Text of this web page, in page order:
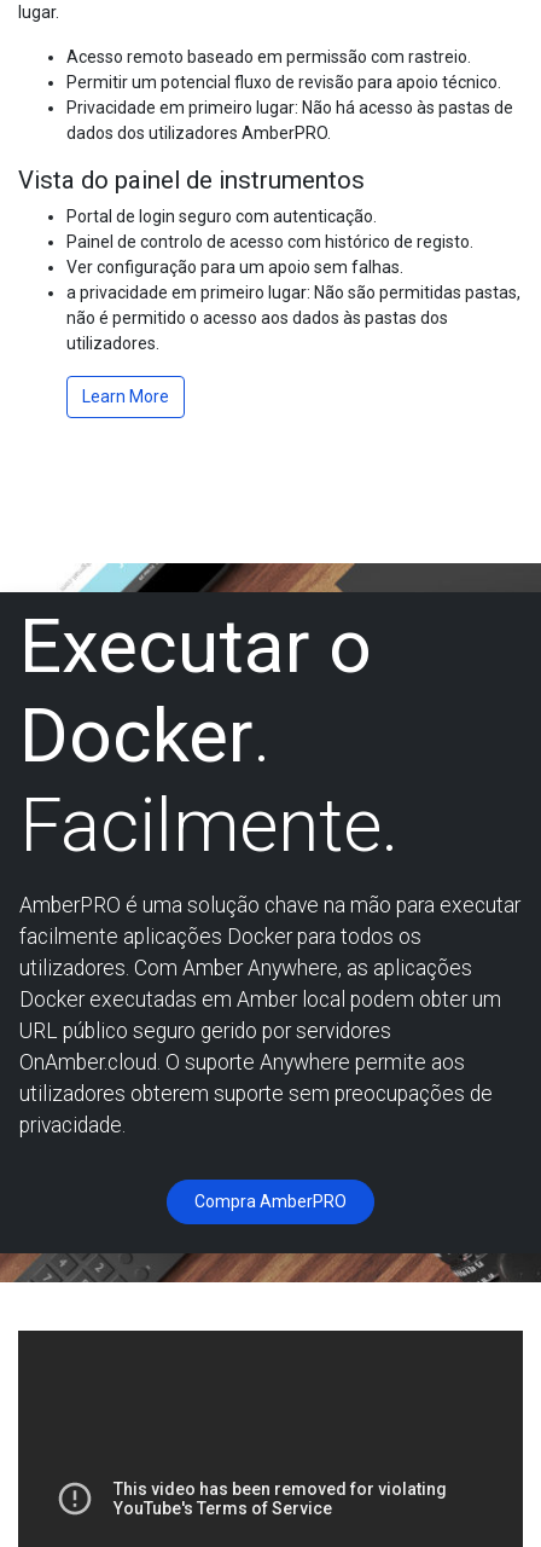
lugar.
Acesso remoto baseado em permissão com rastreio.
Permitir um potencial fluxo de revisão para apoio técnico.
Privacidade em primeiro lugar: Não há acesso às pastas de
dados dos utilizadores AmberPRO.
Vista do painel de instrumentos
Portal de login seguro com autenticação.
Painel de controlo de acesso com histórico de registo.
Ver configuração para um apoio sem falhas.
a privacidade em primeiro lugar: Não são permitidas pastas,
não é permitido o acesso aos dados às pastas dos
utilizadores.
Learn More
Executar o
Docker.
Facilmente.
AmberPRO é uma solução chave na mão para executar
facilmente aplicações Docker para todos os
utilizadores. Com Amber Anywhere, as aplicações
Docker executadas em Amber local podem obter um
URL público seguro gerido por servidores
OnAmber.cloud. O suporte Anywhere permite aos
utilizadores obterem suporte sem preocupações de
privacidade.
Compra AmberPRO